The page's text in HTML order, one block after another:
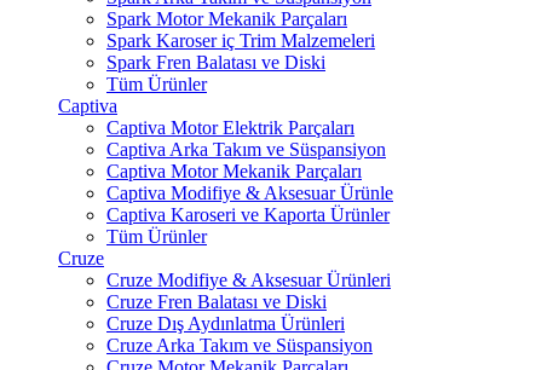
Spark Motor Mekanik Parçaları
Spark Karoser iç Trim Malzemeleri
Spark Fren Balatası ve Diski
Tüm Ürünler
Captiva
Captiva Motor Elektrik Parçaları
Captiva Arka Takım ve Süspansiyon
Captiva Motor Mekanik Parçaları
Captiva Modifiye & Aksesuar Ürünle
Captiva Karoseri ve Kaporta Ürünler
Tüm Ürünler
Cruze
Cruze Modifiye & Aksesuar Ürünleri
Cruze Fren Balatası ve Diski
Cruze Dış Aydınlatma Ürünleri
Cruze Arka Takım ve Süspansiyon